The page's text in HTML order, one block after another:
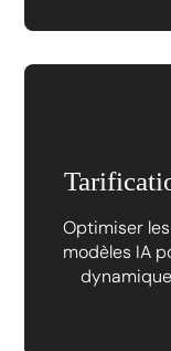
Optimiser
modèles IA